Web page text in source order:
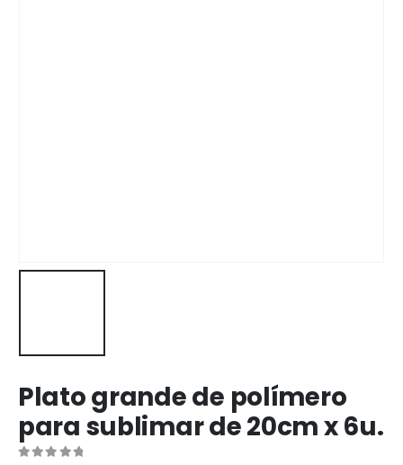
Plato grande de polímero
para sublimar de 20cm x 6u.